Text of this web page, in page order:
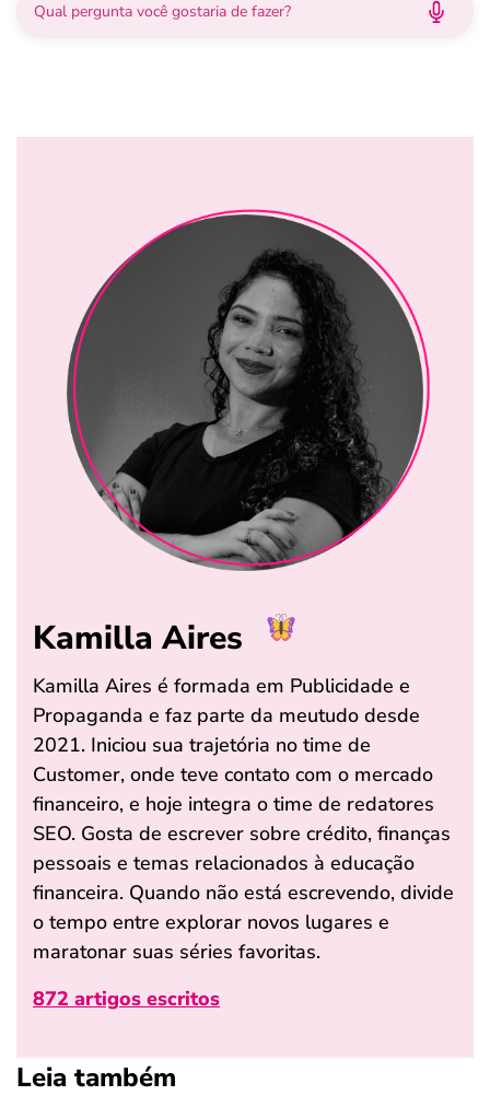
Kamilla Aires
Kamilla Aires é formada em Publicidade e
Propaganda e faz parte da meutudo desde
2021. Iniciou sua trajetória no time de
Customer, onde teve contato com o mercado
financeiro, e hoje integra o time de redatores
SEO. Gosta de escrever sobre crédito, finanças
pessoais e temas relacionados à educação
financeira. Quando não está escrevendo, divide
o tempo entre explorar novos lugares e
maratonar suas séries favoritas.
872 artigos escritos
Leia também